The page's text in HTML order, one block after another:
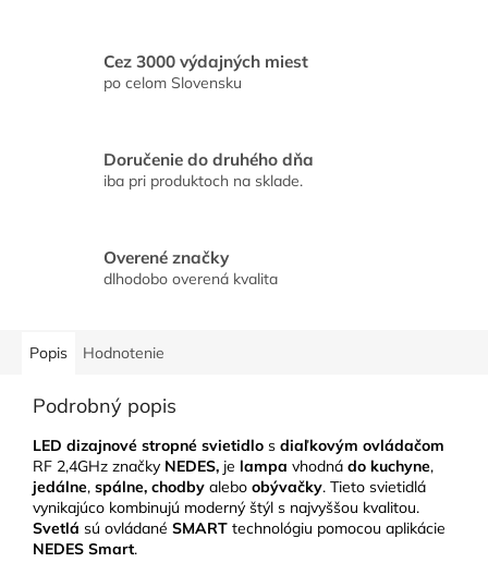
Cez 3000 výdajných miest
po celom Slovensku
Doručenie do druhého dňa
iba pri produktoch na sklade.
Overené značky
dlhodobo overená kvalita
Popis Hodnotenie
Podrobný popis
LED dizajnové stropné svietidlo s diaľkovým ovládačom
RF 2,4GHz značky NEDES, je lampa vhodná do kuchyne,
jedálne, spálne, chodby alebo obývačky. Tieto svietidlá
vynikajúco kombinujú moderný štýl s najvyššou kvalitou.
Svetlá sú ovládané SMART technológiu pomocou aplikácie
NEDES Smart.